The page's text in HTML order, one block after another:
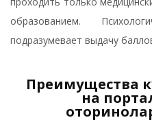
образованием.
подразумевает выдачу
Преимущества
на